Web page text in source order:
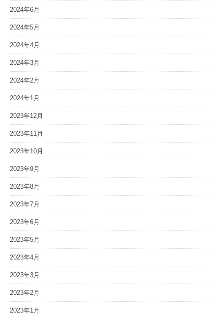
2024年6月
2024年5月
2024年4月
2024年3月
2024年2月
2024年1月
2023年12月
2023年11月
2023年10月
2023年9月
2023年8月
2023年7月
2023年6月
2023年5月
2023年4月
2023年3月
2023年2月
2023年1月